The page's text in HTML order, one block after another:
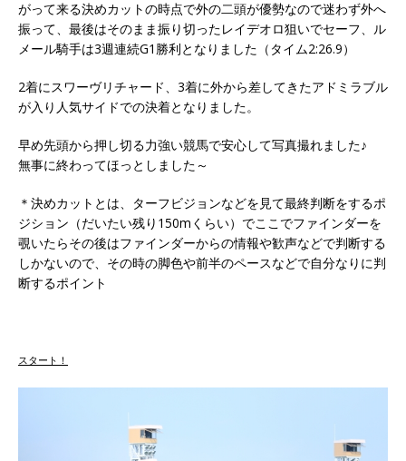
がって来る決めカットの時点で外の二頭が優勢なので迷わず外へ
振って、最後はそのまま振り切ったレイデオロ狙いでセーフ、ル
メール騎手は3週連続G1勝利となりました（タイム2:26.9）
2着にスワーヴリチャード、3着に外から差してきたアドミラブル
が入り人気サイドでの決着となりました。
早め先頭から押し切る力強い競馬で安心して写真撮れました♪
無事に終わってほっとしました～
＊決めカットとは、ターフビジョンなどを見て最終判断をするポ
ジション（だいたい残り150mくらい）でここでファインダーを
覗いたらその後はファインダーからの情報や歓声などで判断する
しかないので、その時の脚色や前半のペースなどで自分なりに判
断するポイント
スタート！